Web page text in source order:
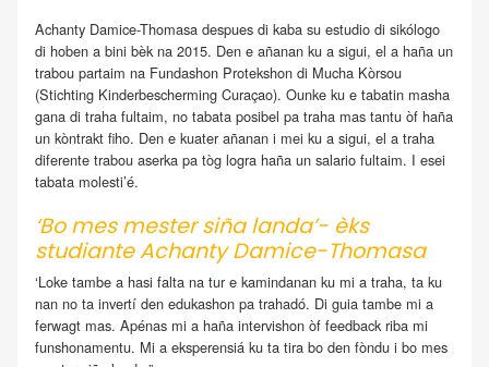
Achanty Damice-Thomasa despues di kaba su estudio di sikólogo
di hoben a bini bèk na 2015. Den e añanan ku a sigui, el a haña un
trabou partaim na Fundashon Protekshon di Mucha Kòrsou
(Stichting Kinderbescherming Curaçao). Ounke ku e tabatin masha
gana di traha fultaim, no tabata posibel pa traha mas tantu òf haña
un kòntrakt fiho. Den e kuater añanan i mei ku a sigui, el a traha
diferente trabou aserka pa tòg logra haña un salario fultaim. I esei
tabata molesti’é.
‘Bo mes mester siña landa’- èks
studiante Achanty Damice-Thomasa
‘Loke tambe a hasi falta na tur e kamindanan ku mi a traha, ta ku
nan no ta invertí den edukashon pa trahadó. Di guia tambe mi a
ferwagt mas. Apénas mi a haña intervishon òf feedback riba mi
funshonamentu. Mi a eksperensiá ku ta tira bo den fòndu i bo mes